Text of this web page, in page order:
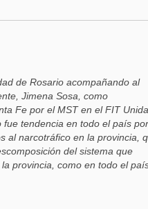
de Rosario acompañando al
Jimena Sosa, como
Fe por el MST en el FIT
tendencia en todo el país por
al narcotráfico en la provincia,
del sistema que
provincia, como en todo el